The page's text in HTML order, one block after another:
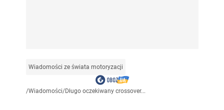
Wiadomości ze świata motoryzacji
/Wiadomości/Długo oczekiwany crossover...